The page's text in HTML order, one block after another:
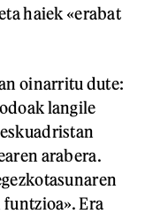
haiek «erabat
oinarritu dute:
langile
arabera.
Era